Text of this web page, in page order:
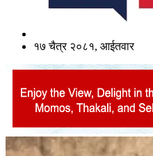
१७ चैत्र २०८१, आईतवार